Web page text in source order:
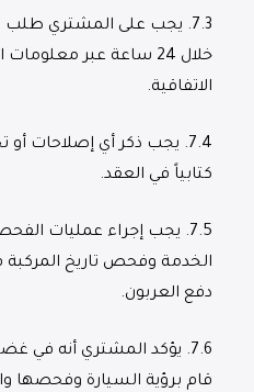
7.3.
يجب على المشتري طلب
خلال 24 ساعة عبر
الاتفاقية.
7.4.
يجب ذكر أي إصلاحات أو
كتابياً في العقد.
7.5.
يجب إجراء عمليات
دفع العربون.
7.6.
قام برؤية السيارة وفحصها